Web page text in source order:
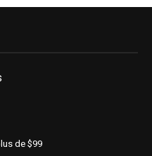
de $99